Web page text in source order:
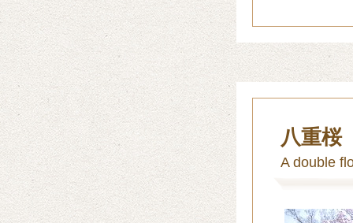
八重桜
A double